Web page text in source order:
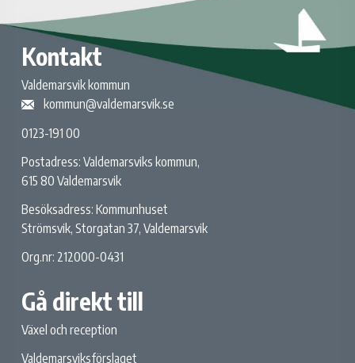
Kontakt
Valdemarsvik kommun
kommun@valdemarsvik.se
0123-191 00
Postadress: Valdemarsviks kommun,
615 80 Valdemarsvik
Besöksadress: Kommunhuset
Strömsvik, Storgatan 37, Valdemarsvik
Org.nr: 212000-0431
Gå direkt till
Växel och reception
Valdemarsviksförslaget